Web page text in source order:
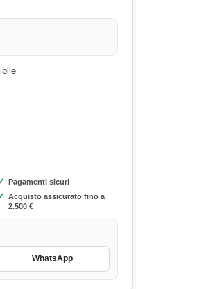
Pagamenti sicuri
Acquisto assicurato fino a
2.500 €
WhatsApp